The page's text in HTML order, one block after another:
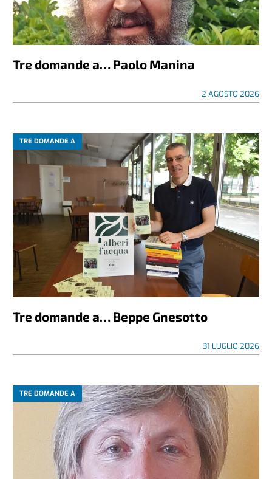
Tre domande a… Paolo Manina
2 AGOSTO 2026
TRE DOMANDE A
Tre domande a… Beppe Gnesotto
31 LUGLIO 2026
TRE DOMANDE A